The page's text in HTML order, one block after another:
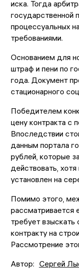
иска. Тогда
государственной
процессуальных
требованиями.
Основанием для
штраф и пени по
года. Документ
стационарного
Победителем
цену контракта с
Впоследствии
данным портала
рублей, которые
действовать,
установлен на
Помимо этого,
рассматривается
требует
контракту на
Рассмотрение
Автор: Сергей